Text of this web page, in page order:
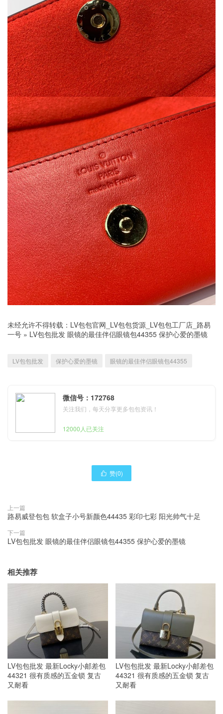
未经允许不得转载： LV包包官网_LV包包货源_LV包包工厂店_路易
一号 » LV包包批发 眼镜的最佳伴侣眼镜包44355 保护心爱的墨镜
LV包包批发 保护心爱的墨镜 眼镜的最佳伴侣眼镜包44355
微信号：172768
关注我们，每天分享更多包包资讯！
12000人已关注
 赞(0)
上一篇
路易威登包包 软盒子小号新颜色44435 彩印七彩 阳光帅气十足
下一篇
LV包包批发 眼镜的最佳伴侣眼镜包44355 保护心爱的墨镜
相关推荐
LV包包批发 最新Locky小邮差包
44321 很有质感的五金锁 复古
又耐看
LV包包批发 最新Locky小邮差包
44321 很有质感的五金锁 复古
又耐看